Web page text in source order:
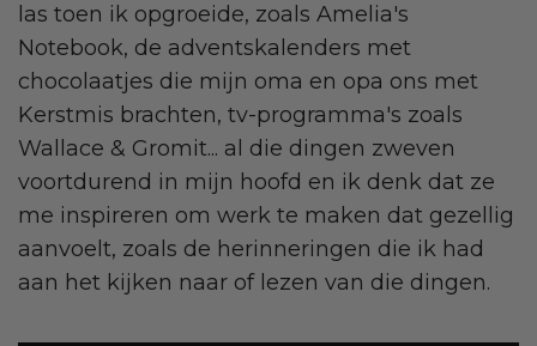
las toen ik opgroeide, zoals Amelia's
Notebook, de adventskalenders met
chocolaatjes die mijn oma en opa ons met
Kerstmis brachten, tv-programma's zoals
Wallace & Gromit... al die dingen zweven
voortdurend in mijn hoofd en ik denk dat ze
me inspireren om werk te maken dat gezellig
aanvoelt, zoals de herinneringen die ik had
aan het kijken naar of lezen van die dingen.